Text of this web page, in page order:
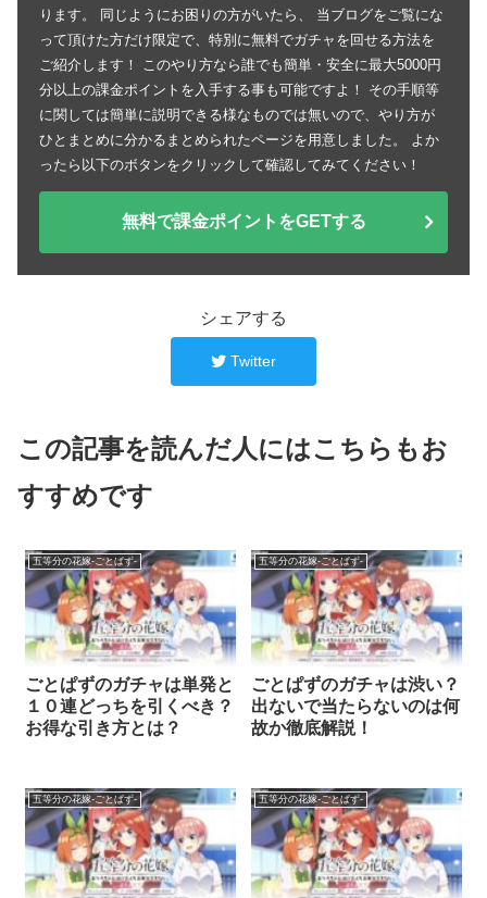
ります。 同じようにお困りの方がいたら、 当ブログをご覧にな
って頂けた方だけ限定で、特別に無料でガチャを回せる方法を
ご紹介します！ このやり方なら誰でも簡単・安全に最大5000円
分以上の課金ポイントを入手する事も可能ですよ！ その手順等
に関しては簡単に説明できる様なものでは無いので、やり方が
ひとまとめに分かるまとめられたページを用意しました。 よか
ったら以下のボタンをクリックして確認してみてください！
無料で課金ポイントをGETする
シェアする
Twitter
この記事を読んだ人にはこちらもお
すすめです
五等分の花嫁-ごとぱず-
ごとぱずのガチャは単発と
１０連どっちを引くべき？
お得な引き方とは？
五等分の花嫁-ごとぱず-
ごとぱずのガチャは渋い？
出ないで当たらないのは何
故か徹底解説！
五等分の花嫁-ごとぱず- 五等分の花嫁-ごとぱず-